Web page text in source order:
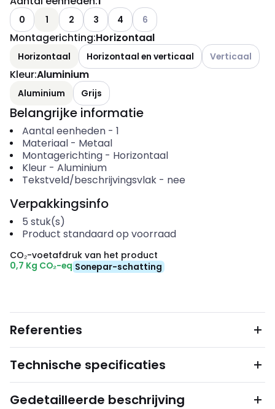
0 1 2 3 4 Andere varianten (Huidige
6
Montagerichting:Horizontaal
Horizontaal Horizontaal en verticaal Andere
Verticaal
Kleur:Aluminium
Aluminium Grijs
Belangrijke informatie
Aantal eenheden- 1
Materiaal- Metaal
Montagerichting- Horizontaal
Kleur- Aluminium
Tekstveld/beschrijvingsvlak- nee
Verpakkingsinfo
5 stuk(s)
Product standaard op voorraad
CO₂-voetafdruk van het product
0,7 Kg CO₂-eq Sonepar-schatting
Referenties
Technische specificaties
Gedetailleerde beschrijving